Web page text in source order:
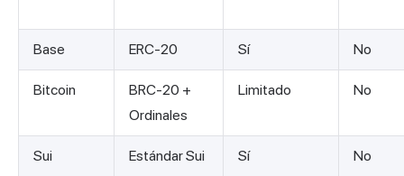
Base ERC-20 Sí No
Bitcoin
BRC-20 +
Ordinales
Limitado No
Sui Estándar Sui Sí No